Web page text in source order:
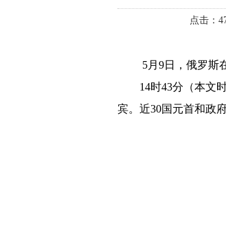
点击：
5月9日，俄罗斯在
14时43分（本文时
宾。近30国元首和政